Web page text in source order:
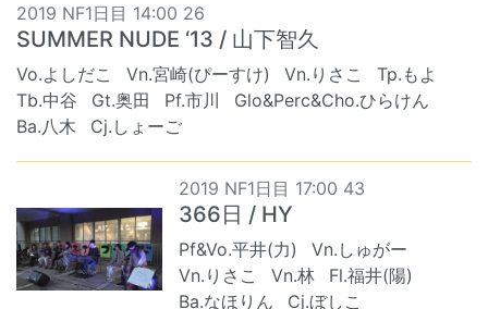
2019 NF1日目 14:00 26
SUMMER NUDE ‘13 / 山下智久
Vo.よしだこ Vn.宮崎(ぴーすけ) Vn.りさこ
Tp.もよ
Tb.中谷
Gt.奥田 Pf.市川
Glo&Perc&Cho.ひらけん
Ba.八木
Cj.しょーご
2019 NF1日目 17:00 43
366日 / HY
Pf&Vo.平井(力)
Vn.しゅがー
Vn.りさこ
Vn.林
Fl.福井(陽)
Ba.なほりん
Cj.ぼしこ